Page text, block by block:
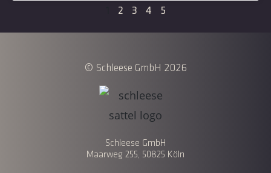
2 3 4 5
© Schleese GmbH 2026
Schleese GmbH
Maarweg 255, 50825 Köln